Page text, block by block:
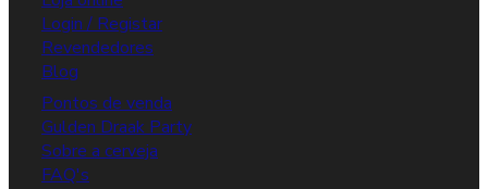
Login / Registar
Revendedores
Blog
Pontos de venda
Gulden Draak Party
Sobre a cerveja
FAQ's